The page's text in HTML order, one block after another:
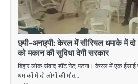
छ्पी-अनछ्पी: केरल में सीरियल धमाके में दो
को मकान की सुविधा देगी सरकार
बिहार लोक संवाद डॉट नेट, पटना। केरल में एक ईसाई
धमाकों में दो लोगों की मौत…